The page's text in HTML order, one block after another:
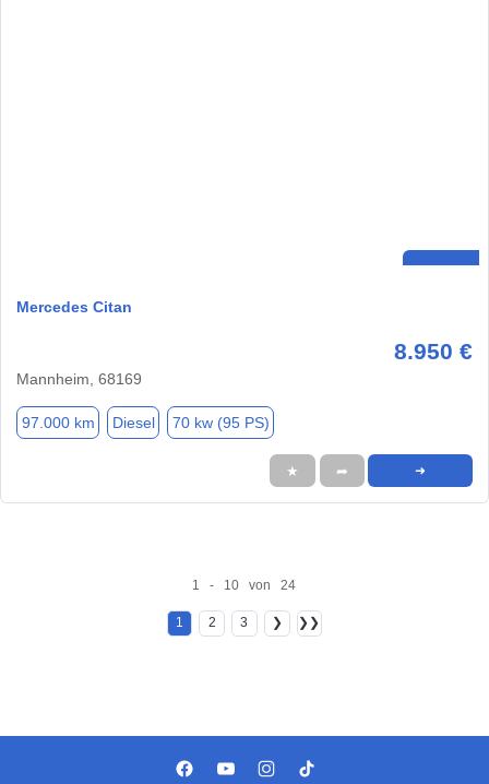
Mercedes Citan
8.950 €
Mannheim, 68169
97.000 km Diesel 70 kw (95 PS)
★ ➦ ➜
1 - 10 von 24
1 2 3 ❯ ❯❯